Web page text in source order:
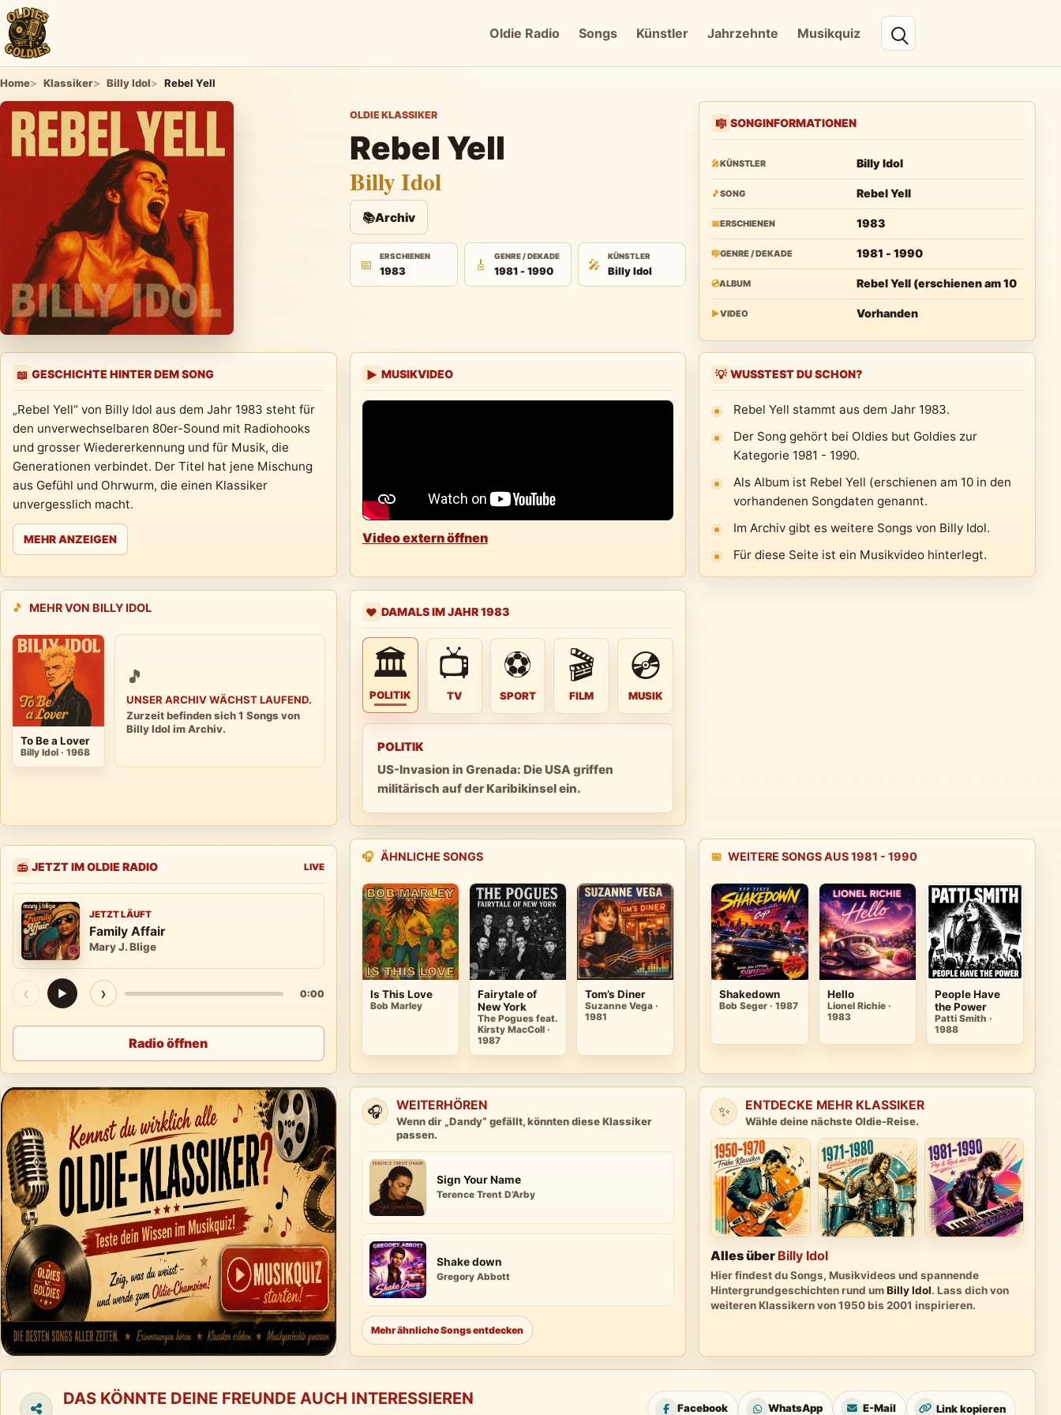
Oldie Radio Songs Künstler Jahrzehnte Musikquiz
Home Klassiker Billy Idol Rebel Yell
OLDIE KLASSIKER
Rebel Yell
Billy Idol
📚Archiv
📅
ERSCHIENEN
1983 🎸
GENRE / DEKADE
1981 - 1990 🎤
KÜNSTLER
Billy Idol
🎼 SONGINFORMATIONEN
🎤KÜNSTLER Billy Idol
🎵SONG Rebel Yell
📅ERSCHIENEN 1983
🎼GENRE / DEKADE 1981 - 1990
💿ALBUM Rebel Yell (erschienen am 10
▶VIDEO Vorhanden
📖 GESCHICHTE HINTER DEM SONG
„Rebel Yell“ von Billy Idol aus dem Jahr 1983 steht für
den unverwechselbaren 80er-Sound mit Radiohooks
und grosser Wiedererkennung und für Musik, die
Generationen verbindet. Der Titel hat jene Mischung
aus Gefühl und Ohrwurm, die einen Klassiker
unvergesslich macht.
MEHR ANZEIGEN
▶ MUSIKVIDEO
Video extern öffnen
💡 WUSSTEST DU SCHON?
Rebel Yell stammt aus dem Jahr 1983.
Der Song gehört bei Oldies but Goldies zur
Kategorie 1981 - 1990.
Als Album ist Rebel Yell (erschienen am 10 in den
vorhandenen Songdaten genannt.
Im Archiv gibt es weitere Songs von Billy Idol.
Für diese Seite ist ein Musikvideo hinterlegt.
🎵 MEHR VON BILLY IDOL
To Be a Lover
Billy Idol · 1968
🎵
UNSER ARCHIV WÄCHST LAUFEND.
Zurzeit befinden sich 1 Songs von
Billy Idol im Archiv.
❤️ DAMALS IM JAHR 1983
🏛
POLITIK
📺
TV
⚽
SPORT
🎬
FILM
💿
MUSIK
POLITIK
US-Invasion in Grenada: Die USA griffen
militärisch auf der Karibikinsel ein.
📻 JETZT IM OLDIE RADIO LIVE
JETZT LÄUFT
Family Affair
Mary J. Blige
‹ ▶ › 0:00
Radio öffnen
🎧 ÄHNLICHE SONGS
Is This Love
Bob Marley
Fairytale of
New York
The Pogues feat.
Kirsty MacColl ·
1987
Tom’s Diner
Suzanne Vega ·
1981
📅 WEITERE SONGS AUS 1981 - 1990
Shakedown
Bob Seger · 1987
Hello
Lionel Richie ·
1983
People Have
the Power
Patti Smith ·
1988
🎧 WEITERHÖREN
Wenn dir „Dandy“ gefällt, könnten diese Klassiker
passen.
Sign Your Name
Terence Trent D’Arby
Shake down
Gregory Abbott
Mehr ähnliche Songs entdecken
✨ ENTDECKE MEHR KLASSIKER
Wähle deine nächste Oldie-Reise.
Alles über Billy Idol
Hier findest du Songs, Musikvideos und spannende
Hintergrundgeschichten rund umBilly Idol. Lass dich von
weiteren Klassikern von 1950 bis 2001 inspirieren.
DAS KÖNNTE DEINE FREUNDE AUCH INTERESSIEREN Facebook WhatsApp E-Mail Link kopieren